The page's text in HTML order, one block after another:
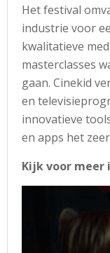
Het festival
industrie voor
kwalitatieve
masterclasses
gaan. Cinekid
en
innovatieve
en apps het
Kijk voor